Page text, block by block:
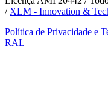
/ XLM - Innovation &
Política de Privacidade e
RAL